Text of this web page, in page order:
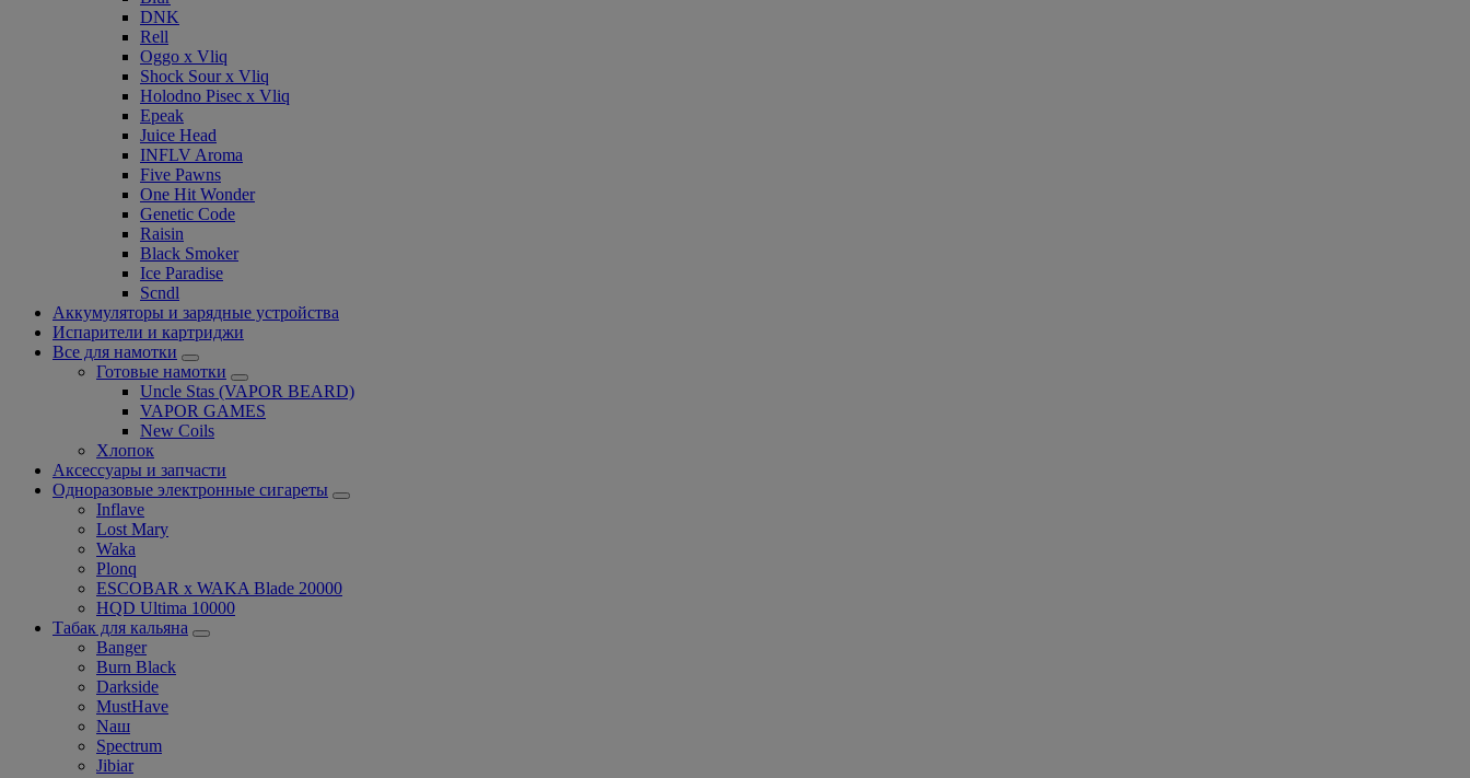
DNK
Rell
Oggo x Vliq
Shock Sour x Vliq
Holodno Pisec x Vliq
Epeak
Juice Head
INFLV Aroma
Five Pawns
One Hit Wonder
Genetic Code
Raisin
Black Smoker
Ice Paradise
Scndl
Аккумуляторы и зарядные устройства
Испарители и картриджи
Все для намотки
Готовые намотки
Uncle Stas (VAPOR BEARD)
VAPOR GAMES
New Coils
Хлопок
Аксессуары и запчасти
Одноразовые электронные сигареты
Inflave
Lost Mary
Waka
Plonq
ESCOBAR x WAKA Blade 20000
HQD Ultima 10000
Табак для кальяна
Banger
Burn Black
Darkside
MustHave
Nаш
Spectrum
Jibiar